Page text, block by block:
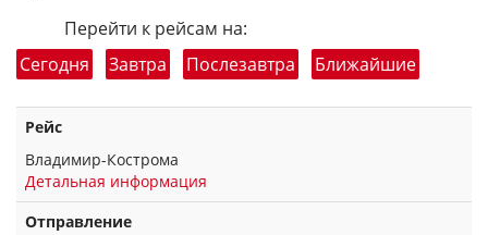
Перейти к рейсам на:
Сегодня
Завтра Послезавтра Ближайшие
Рейс
Владимир-Кострома
Детальная информация
Отправление